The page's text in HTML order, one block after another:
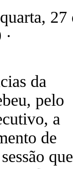
quarta, 27
da
pelo
a
de
que